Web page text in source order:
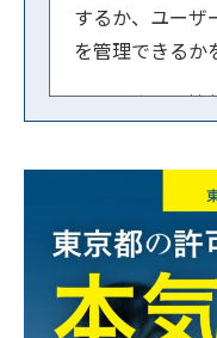
するか、ユーザ
を管理できるか
【１．事業者情
住所：東京都
代表者：横内
【２．個人情報
当社はユーザー